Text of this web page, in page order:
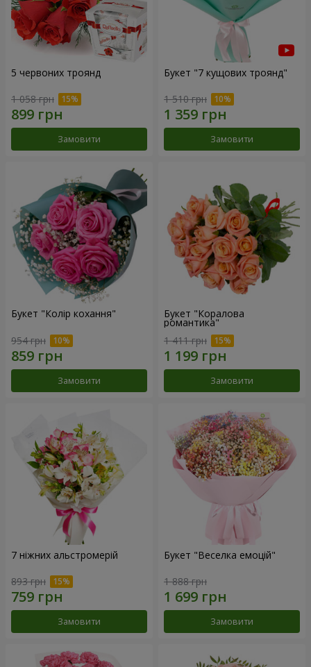
5 червоних троянд
1 058 грн
Замовити
Букет "7 кущових троянд"
1 510 грн
Замовити
Букет "Колір кохання"
954 грн
Замовити
Букет "Коралова
романтика"
1 411 грн
Замовити
7 ніжних альстромерій
893 грн
Замовити
Букет "Веселка емоцій"
1 888 грн
Замовити